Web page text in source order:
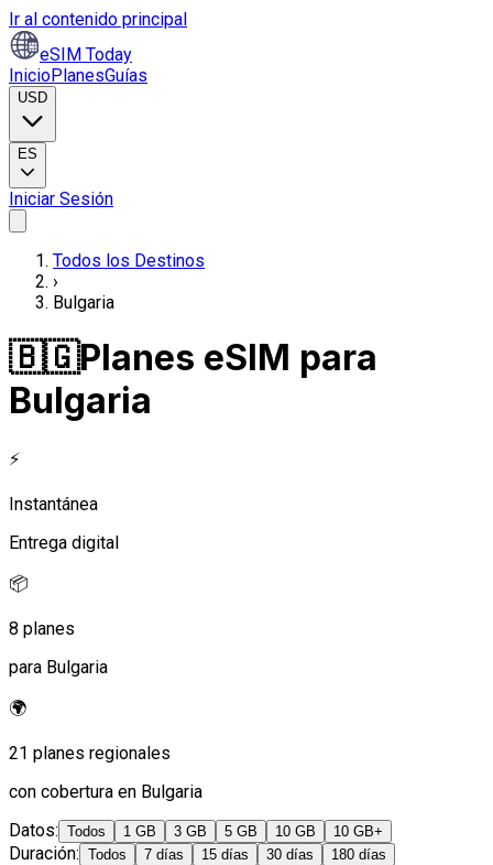
Ir al contenido principal
eSIM Today
InicioPlanesGuías
USD
ES
Iniciar Sesión
Todos los Destinos
›
Bulgaria
🇧🇬Planes eSIM para
Bulgaria
⚡
Instantánea
Entrega digital
📦
8 planes
para Bulgaria
🌍
21 planes regionales
con cobertura en Bulgaria
Datos: Todos 1 GB 3 GB 5 GB 10 GB 10 GB+
Duración: Todos 7 días 15 días 30 días 180 días